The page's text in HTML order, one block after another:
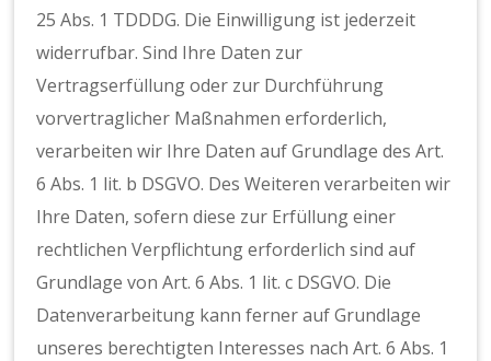
25 Abs. 1 TDDDG. Die Einwilligung ist jederzeit
widerrufbar. Sind Ihre Daten zur
Vertragserfüllung oder zur Durchführung
vorvertraglicher Maßnahmen erforderlich,
verarbeiten wir Ihre Daten auf Grundlage des Art.
6 Abs. 1 lit. b DSGVO. Des Weiteren verarbeiten wir
Ihre Daten, sofern diese zur Erfüllung einer
rechtlichen Verpflichtung erforderlich sind auf
Grundlage von Art. 6 Abs. 1 lit. c DSGVO. Die
Datenverarbeitung kann ferner auf Grundlage
unseres berechtigten Interesses nach Art. 6 Abs. 1